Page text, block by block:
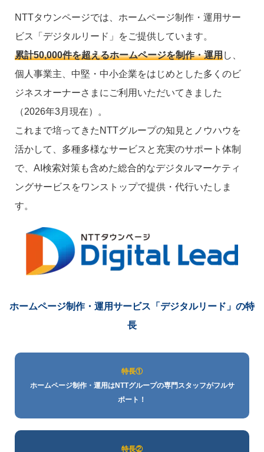
NTTタウンページでは、ホームページ制作・運用サー
ビス「デジタルリード」をご提供しています。
累計50,000件を超えるホームページを制作・運用し、
個人事業主、中堅・中小企業をはじめとした多くのビ
ジネスオーナーさまにご利用いただいてきました
（2026年3月現在）。
これまで培ってきたNTTグループの知見とノウハウを
活かして、多種多様なサービスと充実のサポート体制
で、AI検索対策も含めた総合的なデジタルマーケティ
ングサービスをワンストップで提供・代行いたしま
す。
ホームページ制作・運用サービス 「デジタルリード」の特
長
特長①
ホームページ制作・運用はNTTグループの専門スタッフがフルサ
ポート！
特長②